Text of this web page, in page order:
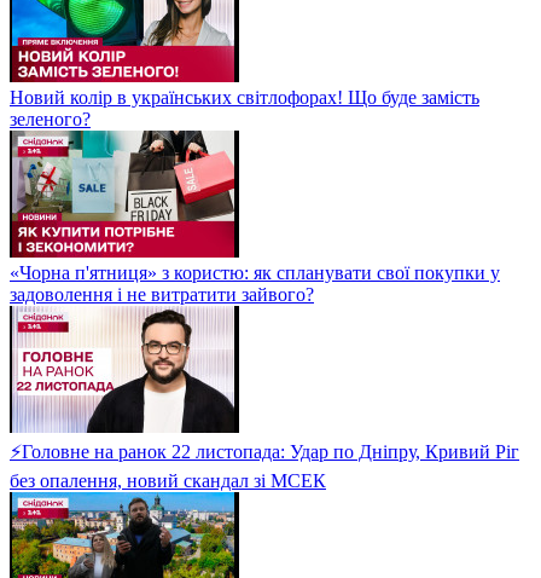
Новий колір в українських світлофорах! Що буде замість
зеленого?
«Чорна п'ятниця» з користю: як спланувати свої покупки у
задоволення і не витратити зайвого?
⚡Головне на ранок 22 листопада: Удар по Дніпру, Кривий Ріг
без опалення, новий скандал зі МСЕК